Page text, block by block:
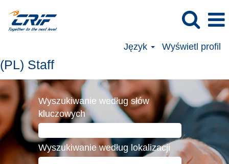
Język Wyświetl profil
(PL) Staff
Wyszukiwanie według słów
kluczowych
Wyszukiwanie według lokalizacji